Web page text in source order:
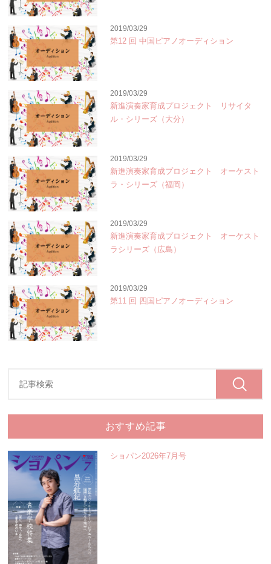
2019/03/29
第12 回 中国ピアノオーディション
2019/03/29
新進演奏家育成プロジェクト リサイタ
ル・シリーズ（大分）
2019/03/29
新進演奏家育成プロジェクト オーケスト
ラ・シリーズ（福岡）
2019/03/29
新進演奏家育成プロジェクト オーケスト
ラシリーズ（広島）
2019/03/29
第11 回 四国ピアノオーディション
おすすめ記事
ショパン2026年7月号